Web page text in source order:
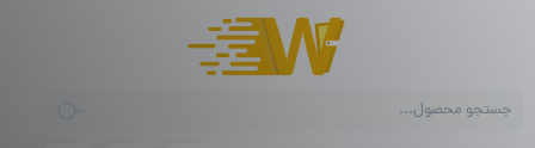
search